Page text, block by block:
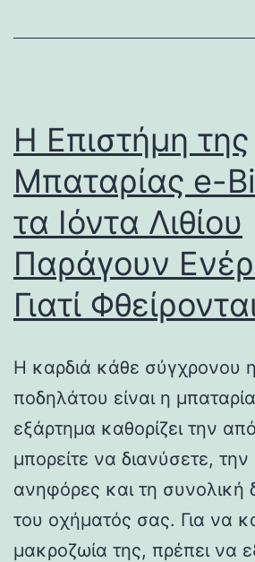
Η Επιστήμη της
Μπαταρίας e-
τα Ιόντα Λιθίου
Παράγουν
Γιατί
Η καρδιά κάθε σύγχρονου
ποδηλάτου είναι η
εξάρτημα καθορίζει την
μπορείτε να διανύσετε, την
ανηφόρες και τη συνολική
του οχήματός σας. Για να
μακροζωία της, πρέπει να